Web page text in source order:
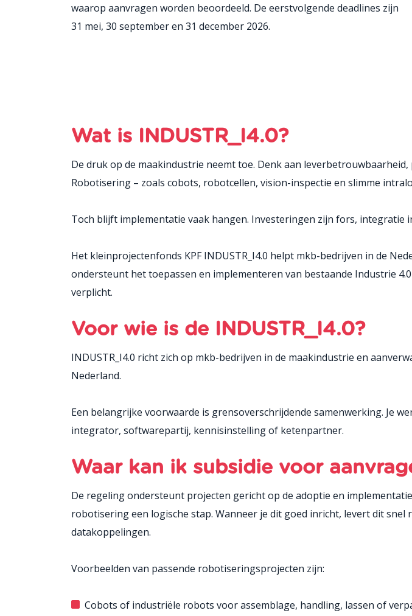
waarop aanvragen worden beoordeeld. De eerstvolgende deadlines zijn
31 mei, 30 september en 31 december 2026.
Wat is INDUSTR_I4.0?
De druk op de maakindustrie neemt toe. Denk aan
Robotisering – zoals cobots, robotcellen, vision-inspectie en slimme
Toch blijft implementatie vaak hangen. Investeringen zijn fors, integratie
Het kleinprojectenfonds KPF INDUSTR_I4.0 helpt mkb-bedrijven in de
ondersteunt het toepassen en implementeren van bestaande Industrie
verplicht.
Voor wie is de INDUSTR_I4.0?
INDUSTR_I4.0 richt zich op mkb-bedrijven in de maakindustrie en
Nederland.
Een belangrijke voorwaarde is grensoverschrijdende samenwerking. Je
integrator, softwarepartij, kennisinstelling of ketenpartner.
Waar kan ik subsidie voor
De regeling ondersteunt projecten gericht op de adoptie en
robotisering een logische stap. Wanneer je dit goed inricht, levert dit
datakoppelingen.
Voorbeelden van passende robotiseringsprojecten zijn:
Cobots of industriële robots voor assemblage, handling, lassen of